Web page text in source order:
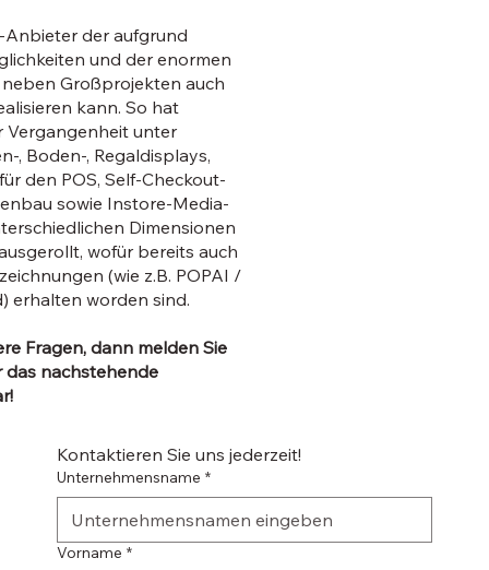
Anbieter der aufgrund
und der enormen
Großprojekten auch
kann. So hat
Vergangenheit unter
, Boden-, Regaldisplays,
den POS, Self-Checkout-
sowie Instore-Media-
Dimensionen
wofür bereits auch
(wie z.B. POPAI /
erhalten worden sind.
Fragen, dann melden Sie
das nachstehende
Kontaktieren Sie uns jederzeit!
Unternehmensname *
Vorname *